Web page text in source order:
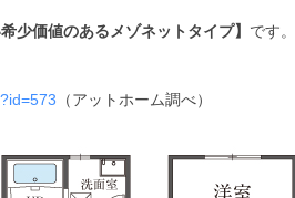
少価値のあるメゾネットタイプ】 です。
（アットホーム調べ）